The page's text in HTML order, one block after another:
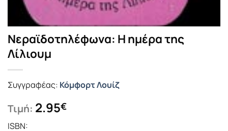
Νεραϊδοτηλέφωνα: Η ημέρα της
Λίλιουμ
Συγγραφέας: Κόμφορτ Λουίζ
Τιμή: 2.95€
ISBN: